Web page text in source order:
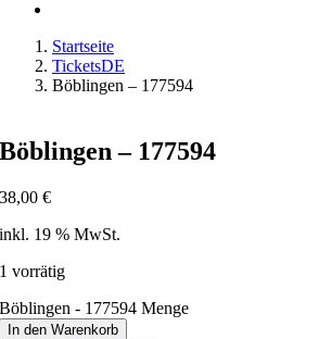
Startseite
TicketsDE
Böblingen – 177594
Böblingen – 177594
38,00€
inkl. 19 % MwSt.
1 vorrätig
Böblingen - 177594 Menge
In den Warenkorb